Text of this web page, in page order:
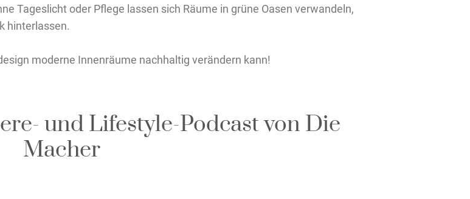
Tageslicht oder Pflege lassen sich Räume in grüne Oasen verwandeln,
hinterlassen.
moderne Innenräume nachhaltig verändern kann!
und Lifestyle-Podcast von Die
Macher